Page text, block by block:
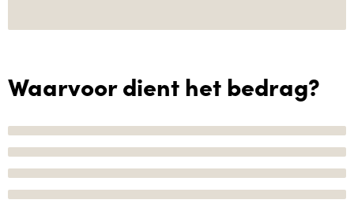
Waarvoor dient het bedrag?